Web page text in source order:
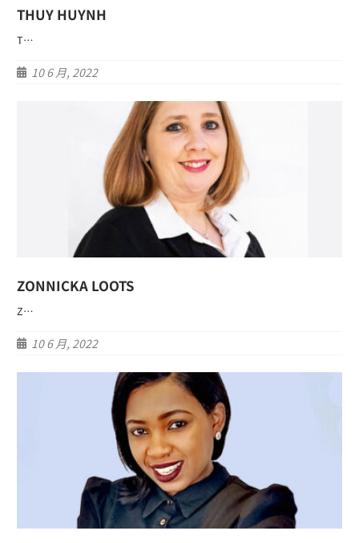
THUY HUYNH
T…
10 6 月, 2022
ZONNICKA LOOTS
Z…
10 6 月, 2022